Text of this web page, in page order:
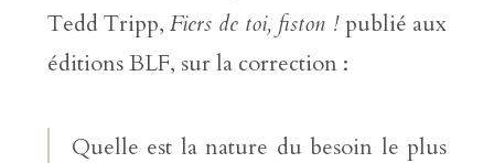
Tedd Tripp, Fiers de toi, fiston ! publié aux
éditions BLF, sur la correction :
Quelle est la nature du besoin le plus